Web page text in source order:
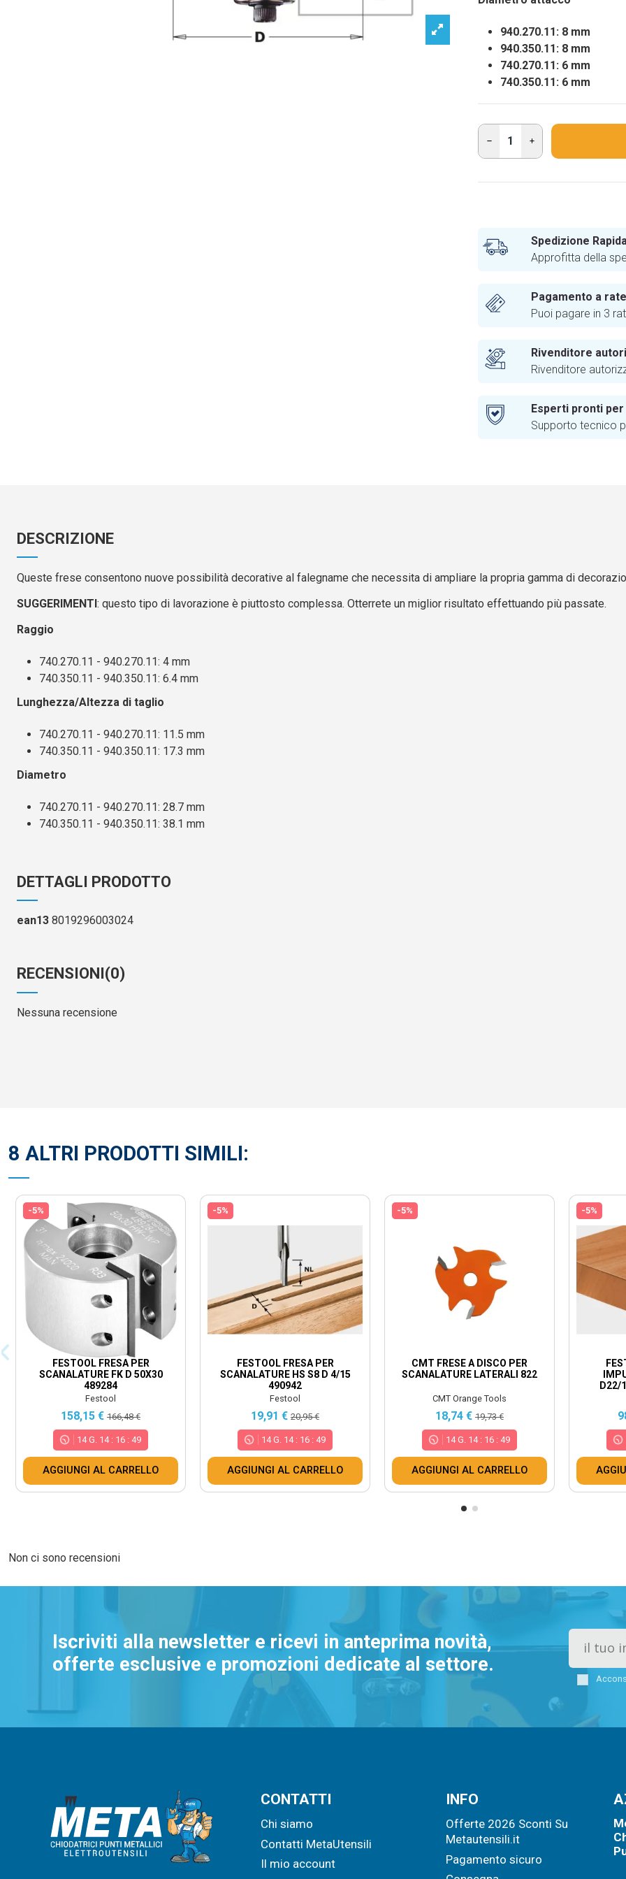
940.270.11: 8 mm
940.350.11: 8 mm
740.270.11: 6 mm
740.350.11: 6 mm
Spedizione
Approfitta della
Pagamento a rate
Puoi pagare in 3
Rivenditore
Rivenditore
Esperti pronti
Supporto tecnico
DESCRIZIONE
Queste frese consentono nuove possibilità decorative al falegname che necessita di ampliare la propria gamma di
SUGGERIMENTI: questo tipo di lavorazione è piuttosto complessa. Otterrete un miglior risultato effettuando più passate.
Raggio
740.270.11 - 940.270.11: 4 mm
740.350.11 - 940.350.11: 6.4 mm
Lunghezza/Altezza di taglio
740.270.11 - 940.270.11: 11.5 mm
740.350.11 - 940.350.11: 17.3 mm
Diametro
740.270.11 - 940.270.11: 28.7 mm
740.350.11 - 940.350.11: 38.1 mm
DETTAGLI PRODOTTO
ean13 8019296003024
RECENSIONI (0)
Nessuna recensione
8 ALTRI PRODOTTI SIMILI:
-5%
FESTOOL FRESA PER
SCANALATURE FK D 50X30
489284
Festool
158,15 € 166,48 €
14G. 14: 16 : 48
AGGIUNGI AL CARRELLO
-5%
FESTOOL FRESA PER
SCANALATURE HS S8 D 4/15
490942
Festool
19,91 € 20,95 €
14G. 14: 16 : 48
AGGIUNGI AL CARRELLO
-5%
CMT FRESE A DISCO PER
SCANALATURE LATERALI 822
CMT Orange Tools
18,74 € 19,73 €
14G. 14: 16 : 48
AGGIUNGI AL CARRELLO
-5%
D22/
Non ci sono recensioni
Iscriviti alla newsletter e ricevi in anteprima novità,
offerte esclusive e promozioni dedicate al settore.
CONTATTI
Chi siamo
Contatti MetaUtensili
Il mio account
INFO
Offerte 2026 Sconti Su
Metautensili.it
Pagamento sicuro